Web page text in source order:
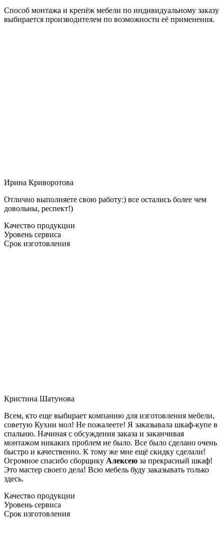
Способ монтажа и крепёж мебели по индивидуальному заказу
выбирается производителем по возможности её применения.
Ирина Криворотова
Отлично выполняете свою работу:) все остались более чем
довольны, респект!)
Качество продукции
Уровень сервиса
Срок изготовления
Кристина Шатунова
Всем, кто еще выбирает компанию для изготовления мебели,
советую Кухни мол! Не пожалеете! Я заказывала шкаф-купе в
спальню. Начиная с обсуждения заказа и заканчивая
монтажом никаких проблем не было. Все было сделано очень
быстро и качественно. К тому же мне ещё скидку сделали!
Огромное спасибо сборщику Алексею за прекрасный шкаф!
Это мастер своего дела! Всю мебель буду заказывать только
здесь.
Качество продукции
Уровень сервиса
Срок изготовления